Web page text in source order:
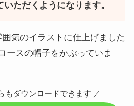
いただくようになります。
気のイラストに仕上げました
ースの帽子をかぶっていま
もダウンロードできます ／